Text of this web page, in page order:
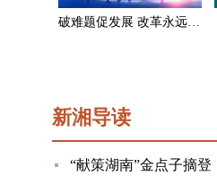
破难题促发展 改革永远在路上
新湘导读
“献策湖南”金点子摘登